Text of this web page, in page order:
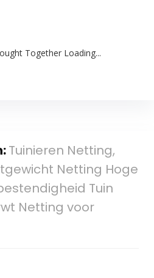
Together Loading...
Tuinieren Netting,
Netting Hoge
Tuin
Netting voor